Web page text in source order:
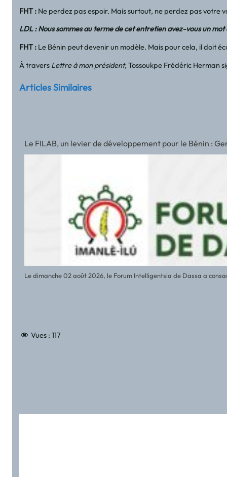
FHT: Ne perdez pas espoir. Mais surtout, ne perdez pas votre
LDL : Nous sommes au terme de cet entretien avez-vous un mot
FHT: Le Bénin peut devenir un modèle. Mais pour cela, il doit
À travers Lettre à mon président, Tossoukpe Frédéric Herman
Articles Similaires
Le FILAB, un levier de développement pour le Bénin :
Le dimanche 02 août 2026, le Forum Intelligentsia de Dassa a
Vues : 117